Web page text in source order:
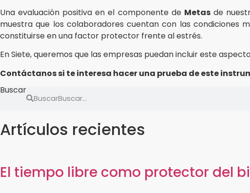
Una evaluación positiva en el componente de Metasde
muestra que los colaboradores cuentan con las condiciones
constituirse en una factor protector frente al estrés.
En Siete, queremos que las empresas puedan incluir este
Contáctanos si te interesa hacer una prueba de este
Buscar
Buscar
Artículos recientes
El tiempo libre como protector del